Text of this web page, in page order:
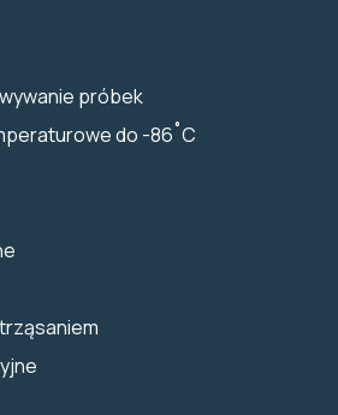
próbek
do -86˚C